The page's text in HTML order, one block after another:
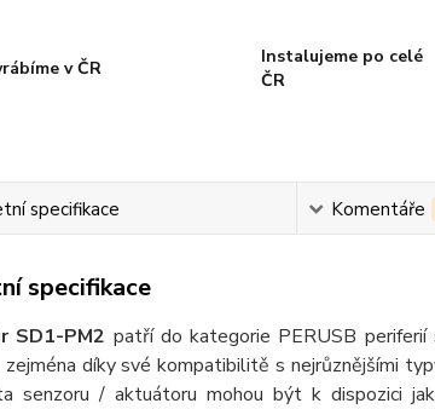
v ČR
Instalujeme po celé
ČR
specifikace Komentáře
specifikace
SD1-PM2 patří do kategorie PERUSB
díky své kompatibilitě s nejrůznějšími
senzoru / aktuátoru mohou být k dispozici